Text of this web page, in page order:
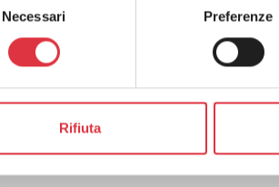
Necessari Preferenze
Rifiuta
interesse in assoluto per l’imprenditore,
distribuito con maggiore coerenza
2.0 il punto